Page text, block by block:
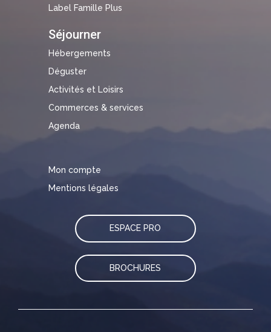
Label Famille Plus
Séjourner
Hébergements
Déguster
Activités et Loisirs
Commerces & services
Agenda
Mon compte
Mentions légales
ESPACE PRO
BROCHURES